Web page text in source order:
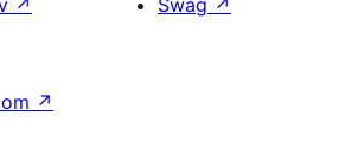
↗
Swag ↗
↗